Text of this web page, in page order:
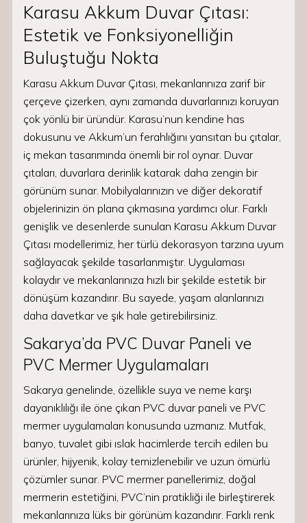
Karasu Akkum Duvar Çıtası:
Estetik ve Fonksiyonelliğin
Buluştuğu Nokta
Karasu Akkum Duvar Çıtası, mekanlarınıza zarif bir
çerçeve çizerken, aynı zamanda duvarlarınızı koruyan
çok yönlü bir üründür. Karasu’nun kendine has
dokusunu ve Akkum’un ferahlığını yansıtan bu çıtalar,
iç mekan tasarımında önemli bir rol oynar. Duvar
çıtaları, duvarlara derinlik katarak daha zengin bir
görünüm sunar. Mobilyalarınızın ve diğer dekoratif
objelerinizin ön plana çıkmasına yardımcı olur. Farklı
genişlik ve desenlerde sunulan Karasu Akkum Duvar
Çıtası modellerimiz, her türlü dekorasyon tarzına uyum
sağlayacak şekilde tasarlanmıştır. Uygulaması
kolaydır ve mekanlarınıza hızlı bir şekilde estetik bir
dönüşüm kazandırır. Bu sayede, yaşam alanlarınızı
daha davetkar ve şık hale getirebilirsiniz.
Sakarya’da PVC Duvar Paneli ve
PVC Mermer Uygulamaları
Sakarya genelinde, özellikle suya ve neme karşı
dayanıklılığı ile öne çıkan PVC duvar paneli ve PVC
mermer uygulamaları konusunda uzmanız. Mutfak,
banyo, tuvalet gibi ıslak hacimlerde tercih edilen bu
ürünler, hijyenik, kolay temizlenebilir ve uzun ömürlü
çözümler sunar. PVC mermer panellerimiz, doğal
mermerin estetiğini, PVC’nin pratikliği ile birleştirerek
mekanlarınıza lüks bir görünüm kazandırır. Farklı renk